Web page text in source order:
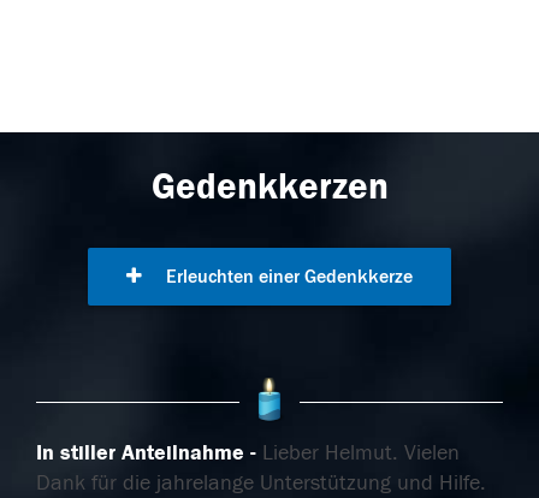
Gedenkkerzen
Erleuchten einer Gedenkkerze
In stiller Anteilnahme
Lieber Helmut. Vielen
Dank für die jahrelange Unterstützung und Hilfe.